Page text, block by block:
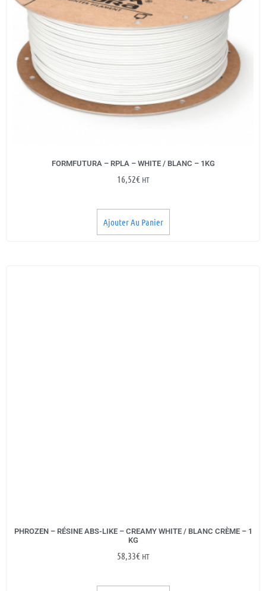
FORMFUTURA – RPLA – WHITE / BLANC – 1KG
16,52€ HT
Ajouter Au Panier
PHROZEN – RÉSINE ABS-LIKE – CREAMY WHITE / BLANC CRÈME – 1
KG
58,33€ HT